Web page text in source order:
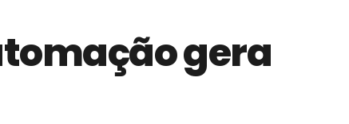
dos fios, cabos e
com tipologia de giro para as
gera